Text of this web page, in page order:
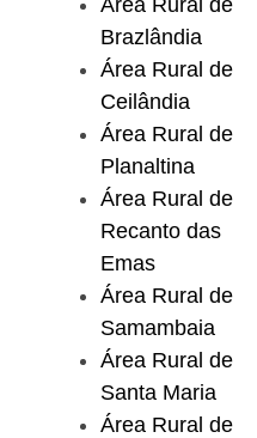
Brazlândia
Área Rural de
Ceilândia
Área Rural de
Planaltina
Área Rural de
Recanto das
Emas
Área Rural de
Samambaia
Área Rural de
Santa Maria
Área Rural de